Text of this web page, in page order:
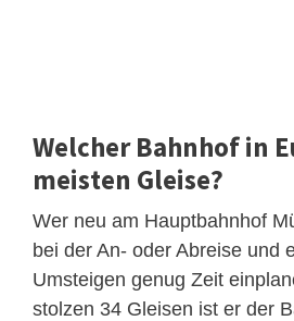
Welcher Bahnhof in
meisten Gleise?
Wer neu am Hauptbahnhof
bei der An- oder Abreise und
Umsteigen genug Zeit
stolzen 34 Gleisen ist er der